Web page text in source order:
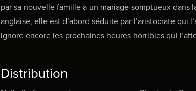
par sa nouvelle famille à un mariage somptueux dans
anglaise, elle est d’abord séduite par l’aristocrate qui
ignore encore les prochaines heures horribles qui
Distribution